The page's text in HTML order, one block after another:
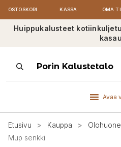
OSTOSKORI KASSA OMA
Huippukalusteet
ProductsPorin Kalustetalo
Avaa
Etusivu > Kauppa > Olohuone
Mup senkki